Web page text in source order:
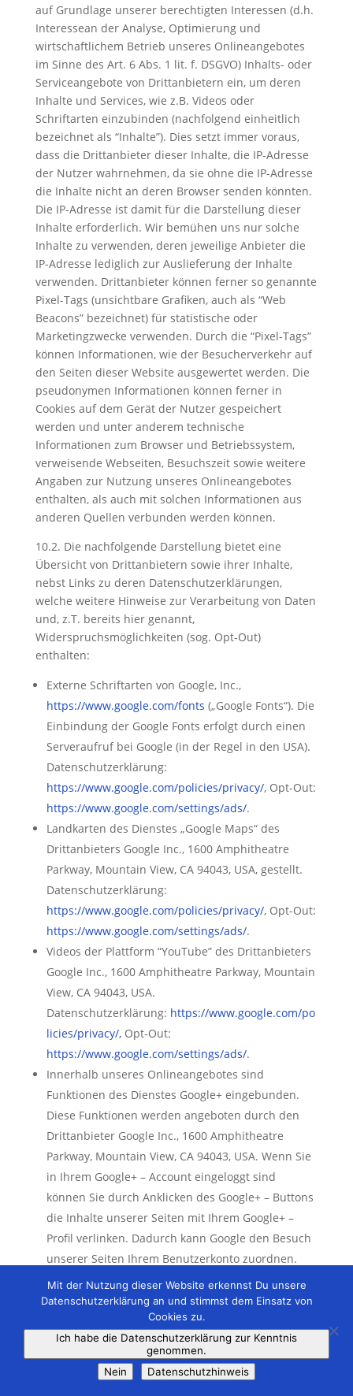
auf Grundlage unserer berechtigten Interessen (d.h.
Interessean der Analyse, Optimierung und
wirtschaftlichem Betrieb unseres Onlineangebotes
im Sinne des Art. 6 Abs. 1 lit. f. DSGVO) Inhalts- oder
Serviceangebote von Drittanbietern ein, um deren
Inhalte und Services, wie z.B. Videos oder
Schriftarten einzubinden (nachfolgend einheitlich
bezeichnet als “Inhalte”). Dies setzt immer voraus,
dass die Drittanbieter dieser Inhalte, die IP-Adresse
der Nutzer wahrnehmen, da sie ohne die IP-Adresse
die Inhalte nicht an deren Browser senden könnten.
Die IP-Adresse ist damit für die Darstellung dieser
Inhalte erforderlich. Wir bemühen uns nur solche
Inhalte zu verwenden, deren jeweilige Anbieter die
IP-Adresse lediglich zur Auslieferung der Inhalte
verwenden. Drittanbieter können ferner so genannte
Pixel-Tags (unsichtbare Grafiken, auch als “Web
Beacons” bezeichnet) für statistische oder
Marketingzwecke verwenden. Durch die “Pixel-Tags”
können Informationen, wie der Besucherverkehr auf
den Seiten dieser Website ausgewertet werden. Die
pseudonymen Informationen können ferner in
Cookies auf dem Gerät der Nutzer gespeichert
werden und unter anderem technische
Informationen zum Browser und Betriebssystem,
verweisende Webseiten, Besuchszeit sowie weitere
Angaben zur Nutzung unseres Onlineangebotes
enthalten, als auch mit solchen Informationen aus
anderen Quellen verbunden werden können.
10.2. Die nachfolgende Darstellung bietet eine
Übersicht von Drittanbietern sowie ihrer Inhalte,
nebst Links zu deren Datenschutzerklärungen,
welche weitere Hinweise zur Verarbeitung von Daten
und, z.T. bereits hier genannt,
Widerspruchsmöglichkeiten (sog. Opt-Out)
enthalten:
Externe Schriftarten von Google, Inc.,
https://www.google.com/fonts („Google Fonts“). Die
Einbindung der Google Fonts erfolgt durch einen
Serveraufruf bei Google (in der Regel in den USA).
Datenschutzerklärung:
https://www.google.com/policies/privacy/, Opt-Out:
https://www.google.com/settings/ads/.
Landkarten des Dienstes „Google Maps“ des
Drittanbieters Google Inc., 1600 Amphitheatre
Parkway, Mountain View, CA 94043, USA, gestellt.
Datenschutzerklärung:
https://www.google.com/policies/privacy/, Opt-Out:
https://www.google.com/settings/ads/.
Videos der Plattform “YouTube” des Drittanbieters
Google Inc., 1600 Amphitheatre Parkway, Mountain
View, CA 94043, USA.
Datenschutzerklärung: https://www.google.com/po
licies/privacy/,Opt-Out:
https://www.google.com/settings/ads/.
Innerhalb unseres Onlineangebotes sind
Funktionen des Dienstes Google+ eingebunden.
Diese Funktionen werden angeboten durch den
Drittanbieter Google Inc., 1600 Amphitheatre
Parkway, Mountain View, CA 94043, USA. Wenn Sie
in Ihrem Google+ – Account eingeloggt sind
können Sie durch Anklicken des Google+ – Buttons
die Inhalte unserer Seiten mit Ihrem Google+ –
Profil verlinken. Dadurch kann Google den Besuch
unserer Seiten Ihrem Benutzerkonto zuordnen.
Wir weisen darauf hin, dass wir als Anbieter der
Seiten keine Kenntnis vom Inhalt der
übermittelten Daten sowie deren Nutzung durch
Google+ erhalten. Datenschutzerklärung:
https://www.google.com/policies/privacy/, Opt-Out:
https://www.google.com/settings/ads/.
Mit der Nutzung dieser Website erkennst Du unsere
Datenschutzerklärung an und stimmst dem Einsatz von
Cookies zu.
Ich habe die Datenschutzerklärung zur Kenntnis
genommen.
Nein
Datenschutzhinweis